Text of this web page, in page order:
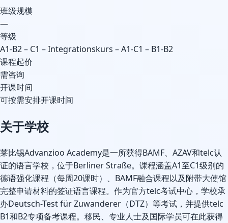
班级规模
—
等级
A1-B2 – C1 – Integrationskurs – A1-C1 – B1-B2
课程起价
需咨询
开课时间
可按需安排开课时间
关于学校
莱比锡Advanzioo Academy是一所获得BAMF、AZAV和telc认
证的语言学校，位于Berliner Straße。课程涵盖A1至C1级别的
德语强化课程（每周20课时）、BAMF融合课程以及附带大使馆
完整申请材料的签证语言课程。作为官方telc考试中心，学校承
办Deutsch-Test für Zuwanderer（DTZ）等考试，并提供telc
B1和B2专项备考课程。移民、专业人士及国际学员可在此获得